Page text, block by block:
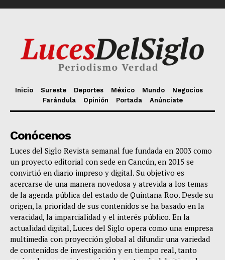
Inicio Sureste Deportes México Mundo
Negocios
Farándula
Opinión Portada Anúnciate
Conócenos
Luces del Siglo Revista semanal fue fundada en 2003 como
un proyecto editorial con sede en Cancún, en 2015 se
convirtió en diario impreso y digital. Su objetivo es
acercarse de una manera novedosa y atrevida a los temas
de la agenda pública del estado de Quintana Roo. Desde su
origen, la prioridad de sus contenidos se ha basado en la
veracidad, la imparcialidad y el interés público. En la
actualidad digital, Luces del Siglo opera como una empresa
multimedia con proyección global al difundir una variedad
de contenidos de investigación y en tiempo real, tanto